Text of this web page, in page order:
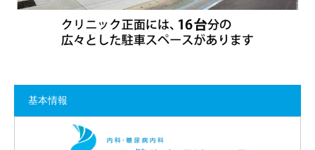
基本情報